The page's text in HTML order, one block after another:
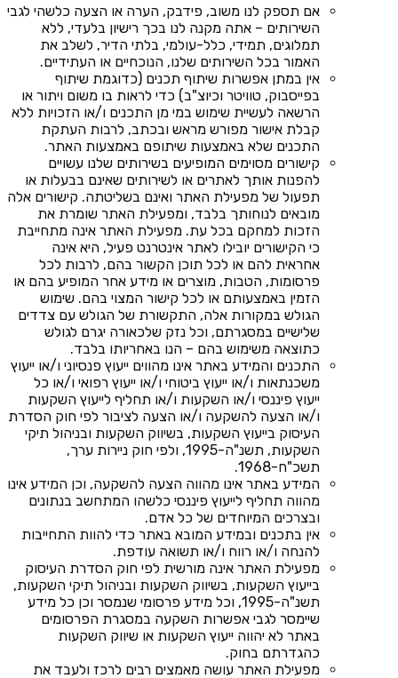
אם תספק לנו משוב, פידבק, הערה או הצעה כלשהי לגבי
השירותים – אתה מקנה לנו בכך רישיון בלעדי, ללא
תמלוגים, תמידי, כלל-עולמי, בלתי הדיר, לשלב את
האמור בכל השירותים שלנו, הנוכחיים או העתידיים.
אין במתן אפשרות שיתוף תכנים (כדוגמת שיתוף
בפייסבוק, טוויטר וכיוצ"ב) כדי לראות בו משום ויתור או
הרשאה לעשיית שימוש במי מן התכנים ו/או הזכויות ללא
קבלת אישור מפורש מראש ובכתב, לרבות העתקת
התכנים שלא באמצעות שיתופם באמצעות האתר.
קישורים מסוימים המופיעים בשירותים שלנו עשויים
להפנות אותך לאתרים או לשירותים שאינם בבעלות או
תפעול של מפעילת האתר ואינם בשליטתה. קישורים אלה
מובאים לנוחותך בלבד, ומפעילת האתר שומרת את
הזכות למחקם בכל עת. מפעילת האתר אינה מתחייבת
כי הקישורים יובילו לאתר אינטרנט פעיל, היא אינה
אחראית להם או לכל תוכן הקשור בהם, לרבות לכל
פרסומות, הטבות, מוצרים או מידע אחר המופיע בהם או
הזמין באמצעותם או לכל קישור המצוי בהם. שימוש
הגולש במקורות אלה, התקשורת של הגולש עם צדדים
שלישיים במסגרתם, וכל נזק שלכאורה יגרם לגולש
כתוצאה משימוש בהם – הנו באחריותו בלבד.
התכנים והמידע באתר אינו מהווים ייעוץ פנסיוני ו/או ייעוץ
משכנתאות ו/או ייעוץ ביטוחי ו/או ייעוץ רפואי ו/או כל
ייעוץ פיננסי ו/או השקעות ו/או תחליף לייעוץ השקעות
ו/או הצעה להשקעה ו/או הצעה לציבור לפי חוק הסדרת
העיסוק בייעוץ השקעות, בשיווק השקעות ובניהול תיקי
השקעות, תשנ"ה-1995, ולפי חוק ניירות ערך,
תשכ"ח-1968.
המידע באתר אינו מהווה הצעה להשקעה, וכן המידע אינו
מהווה תחליף לייעוץ פיננסי כלשהו המתחשב בנתונים
ובצרכים המיוחדים של כל אדם.
אין בתכנים ובמידע המובא באתר כדי להוות התחייבות
להנחה ו/או רווח ו/או תשואה עודפת.
מפעילת האתר אינה מורשית לפי חוק הסדרת העיסוק
בייעוץ השקעות, בשיווק השקעות ובניהול תיקי השקעות,
תשנ"ה-1995, וכל מידע פרסומי שנמסר וכן כל מידע
שיימסר לגבי אפשרות השקעה במסגרת הפרסומים
באתר לא יהווה ייעוץ השקעות או שיווק השקעות
כהגדרתם בחוק.
מפעילת האתר עושה מאמצים רבים לרכז ולעבד את